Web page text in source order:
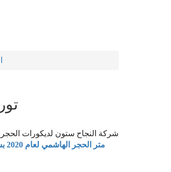
شركة النجاح ستون لديكورات
متر الحجر الهاشمي لعام 2020 بسعر المصنع